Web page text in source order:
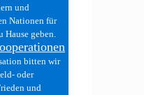
und
Nationen für
Hause geben.
bitten wir
oder
und